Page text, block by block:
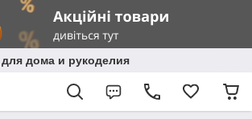
дома и рукоделия